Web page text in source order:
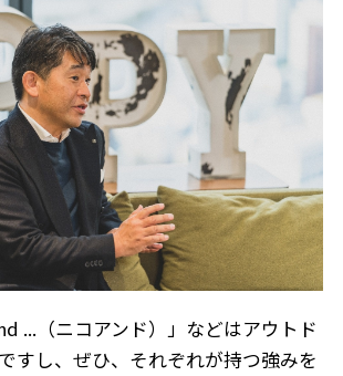
...（ニコアンド）」などはアウトド
すし、ぜひ、それぞれが持つ強みを